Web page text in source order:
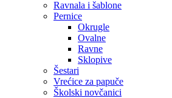
Ravnala i šablone
Pernice
Okrugle
Ovalne
Ravne
Sklopive
Šestari
Vrećice za papuče
Školski novčanici